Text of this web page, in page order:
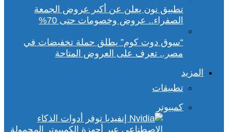
تطبيق نون يعلن عن أكبر عروض الجمعة
الصفراء.. عروض وخصومات حتى 70%
“سوق دوت كوم” يطلق حملة تخفيضات في
مصر.. تعرف على العروض المتاحة
المزيد
تطبيقات
كمبيوتر